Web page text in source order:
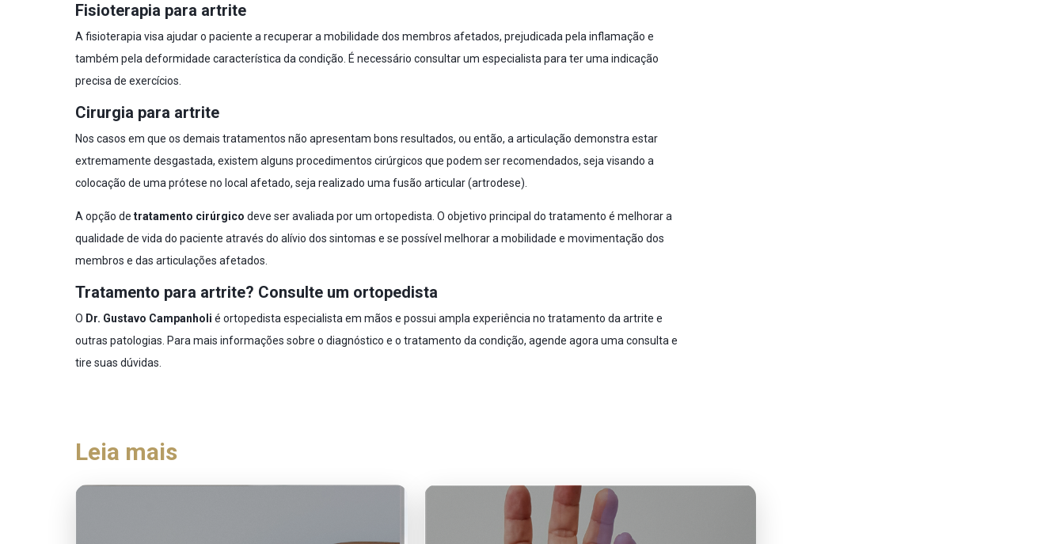
Fisioterapia para artrite
A fisioterapia visa ajudar o paciente a recuperar a mobilidade dos membros afetados, prejudicada pela inflamação e
também pela deformidade característica da condição. É necessário consultar um especialista para ter uma indicação
precisa de exercícios.
Cirurgia para artrite
Nos casos em que os demais tratamentos não apresentam bons resultados, ou então, a articulação demonstra estar
extremamente desgastada, existem alguns procedimentos cirúrgicos que podem ser recomendados, seja visando a
colocação de uma prótese no local afetado, seja realizado uma fusão articular (artrodese).
A opção de tratamento cirúrgico deve ser avaliada por um ortopedista. O objetivo principal do tratamento é melhorar a
qualidade de vida do paciente através do alívio dos sintomas e se possível melhorar a mobilidade e movimentação dos
membros e das articulações afetados.
Tratamento para artrite? Consulte um ortopedista
O Dr. Gustavo Campanholi é ortopedista especialista em mãos e possui ampla experiência no tratamento da artrite e
outras patologias. Para mais informações sobre o diagnóstico e o tratamento da condição, agende agora uma consulta e
tire suas dúvidas.
Leia mais